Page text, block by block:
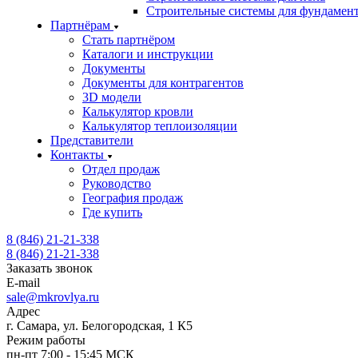
Строительные системы для
Партнёрам
Стать партнёром
Каталоги и инструкции
Документы
Документы для контрагентов
3D модели
Калькулятор кровли
Калькулятор теплоизоляции
Представители
Контакты
Отдел продаж
Руководство
География продаж
Где купить
8 (846) 21-21-338
8 (846) 21-21-338
Заказать звонок
E-mail
sale@mkrovlya.ru
Адрес
г. Самара, ул. Белогородская, 1 К5
Режим работы
пн-пт 7:00 - 15:45 МСК